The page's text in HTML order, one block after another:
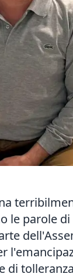
le parole
di